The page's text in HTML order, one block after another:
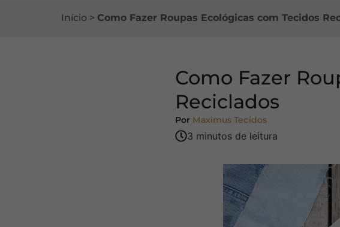
Início > Como Fazer Roupas Ecológicas com Tecidos
Como Fazer
Reciclados
Por Maximus Tecidos